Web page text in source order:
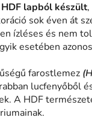
lapból készült
sok éven át
ízléses és nem
esetében
farostlemez
lucfenyőből
A HDF